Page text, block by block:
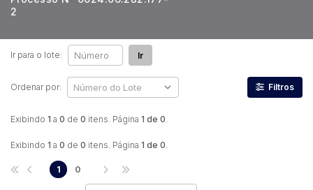
2
Exibindo 1 a 0 de 0 itens. Página 1 de 0.
Ir para o lote: Ir
Ordenar por: Filtros
Exibindo 1 a 0 de 0 itens. Página 1 de 0.
1 0